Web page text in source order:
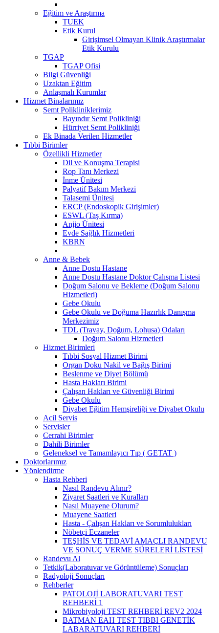
Eğitim ve Araştırma
TUEK
Etik Kurul
Girişimsel Olmayan Klinik Araştırmalar
Etik Kurulu
TGAP
TGAP Ofisi
Bilgi Güvenliği
Uzaktan Eğitim
Anlaşmalı Kurumlar
Hizmet Binalarımız
Semt Polikliniklerimiz
Bayındır Semt Polikliniği
Hürriyet Semt Polikliniği
Ek Binada Verilen Hizmetler
Tıbbi Birimler
Özellikli Hizmetler
Dil ve Konuşma Terapisi
Rop Tanı Merkezi
İnme Ünitesi
Palyatif Bakım Merkezi
Talasemi Ünitesi
ERCP (Endoskopik Girişimler)
ESWL (Taş Kırma)
Anjio Ünitesi
Evde Sağlık Hizmetleri
KBRN
Anne & Bebek
Anne Dostu Hastane
Anne Dostu Hastane Doktor Çalışma Listesi
Doğum Salonu ve Bekleme (Doğum Salonu
Hizmetleri)
Gebe Okulu
Gebe Okulu ve Doğuma Hazırlık Danışma
Merkezimiz
TDL (Travay, Doğum, Lohusa) Odaları
Doğum Salonu Hizmetleri
Hizmet Birimleri
Tıbbi Sosyal Hizmet Birimi
Organ Doku Nakil ve Bağış Birimi
Beslenme ve Diyet Bölümü
Hasta Hakları Birimi
Çalışan Hakları ve Güvenliği Birimi
Gebe Okulu
Diyabet Eğitim Hemşireliği ve Diyabet Okulu
Acil Servis
Servisler
Cerrahi Birimler
Dahili Birimler
Geleneksel ve Tamamlayıcı Tıp ( GETAT )
Doktorlarımız
Yönlendirme
Hasta Rehberi
Nasıl Randevu Alınır?
Ziyaret Saatleri ve Kuralları
Nasıl Muayene Olurum?
Muayene Saatleri
Hasta - Çalışan Hakları ve Sorumlulukları
Nöbetçi Eczaneler
TEŞHİS VE TEDAVİ AMAÇLI RANDEVU
VE SONUÇ VERME SÜRELERİ LİSTESİ
Randevu Al
Tetkik(Laboratuvar ve Görüntüleme) Sonuçları
Radyoloji Sonuçları
Rehberler
PATOLOJİ LABORATUVARI TEST
REHBERİ 1
Mikrobiyoloji TEST REHBERİ REV2 2024
BATMAN EAH TEST TIBBI GENETİK
LABARATUVARI REHBERİ